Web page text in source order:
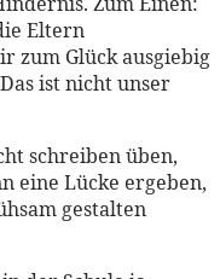
Eltern
zum Glück ausgiebig
ist nicht unser
schreiben üben,
eine Lücke ergeben,
gestalten